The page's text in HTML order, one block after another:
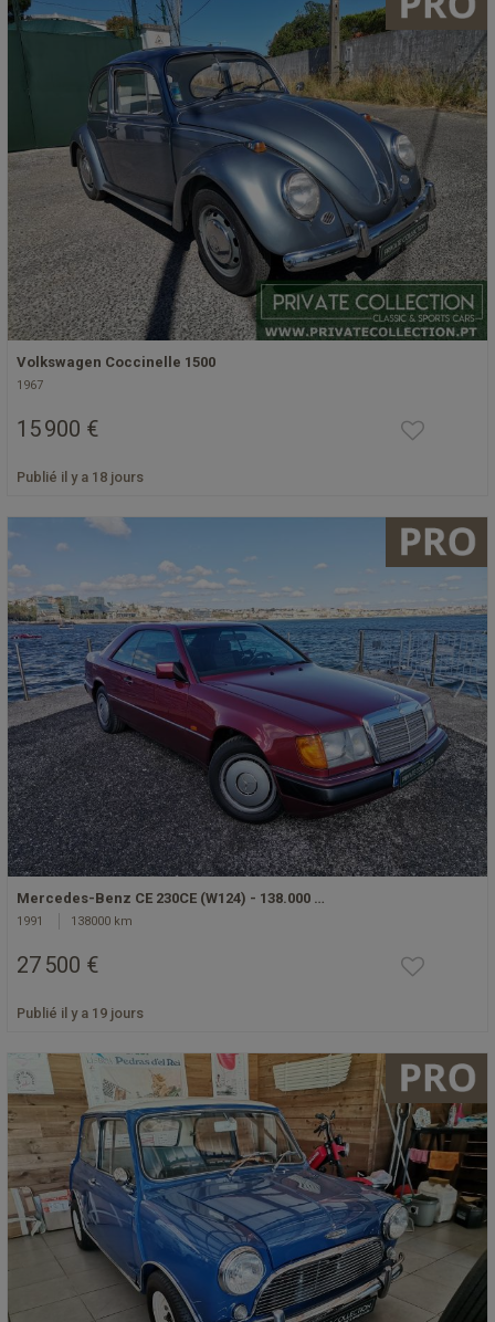
Volkswagen Coccinelle 1500
1967
15 900 €
Publié il y a 18 jours
Mercedes-Benz CE 230CE (W124) - 138.000 …
1991 138000 km
27 500 €
Publié il y a 19 jours